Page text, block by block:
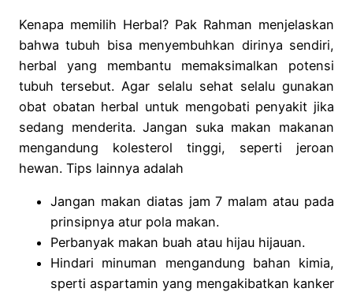
Kenapa memilih Herbal? Pak Rahman menjelaskan
bahwa tubuh bisa menyembuhkan dirinya sendiri,
herbal yang membantu memaksimalkan potensi
tubuh tersebut. Agar selalu sehat selalu gunakan
obat obatan herbal untuk mengobati penyakit jika
sedang menderita. Jangan suka makan makanan
mengandung kolesterol tinggi, seperti jeroan
hewan. Tips lainnya adalah
Jangan makan diatas jam 7 malam atau pada
prinsipnya atur pola makan.
Perbanyak makan buah atau hijau hijauan.
Hindari minuman mengandung bahan kimia,
sperti aspartamin yang mengakibatkan kanker